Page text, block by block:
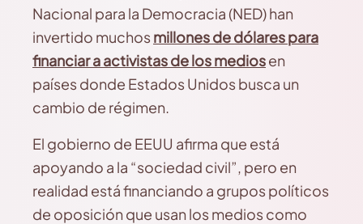
Nacional para la Democracia (NED) han
invertido muchosmillones de dólares para
financiar a activistas de los mediosen
países donde Estados Unidos busca un
cambio de régimen.
El gobierno de EEUU afirma que está
apoyando a la “sociedad civil”, pero en
realidad está financiando a grupos políticos
de oposición que usan los medios como